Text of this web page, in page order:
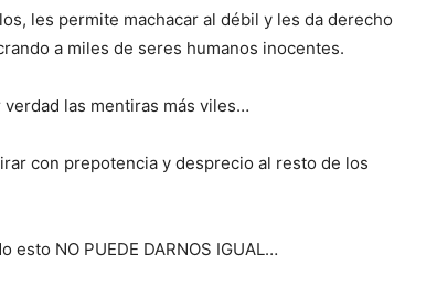
les permite machacar al débil y les da derecho
a miles de seres humanos inocentes.
verdad las mentiras más viles…
con prepotencia y desprecio al resto de los
esto NO PUEDE DARNOS IGUAL…